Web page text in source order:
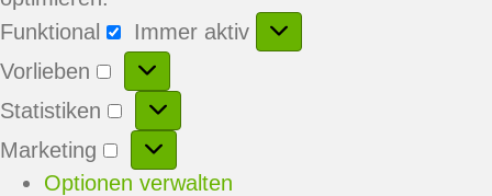
Funktional
Funktional
Immer aktiv
Vorlieben
Vorlieben
Statistiken
Statistiken
Marketing
Marketing
Optionen verwalten